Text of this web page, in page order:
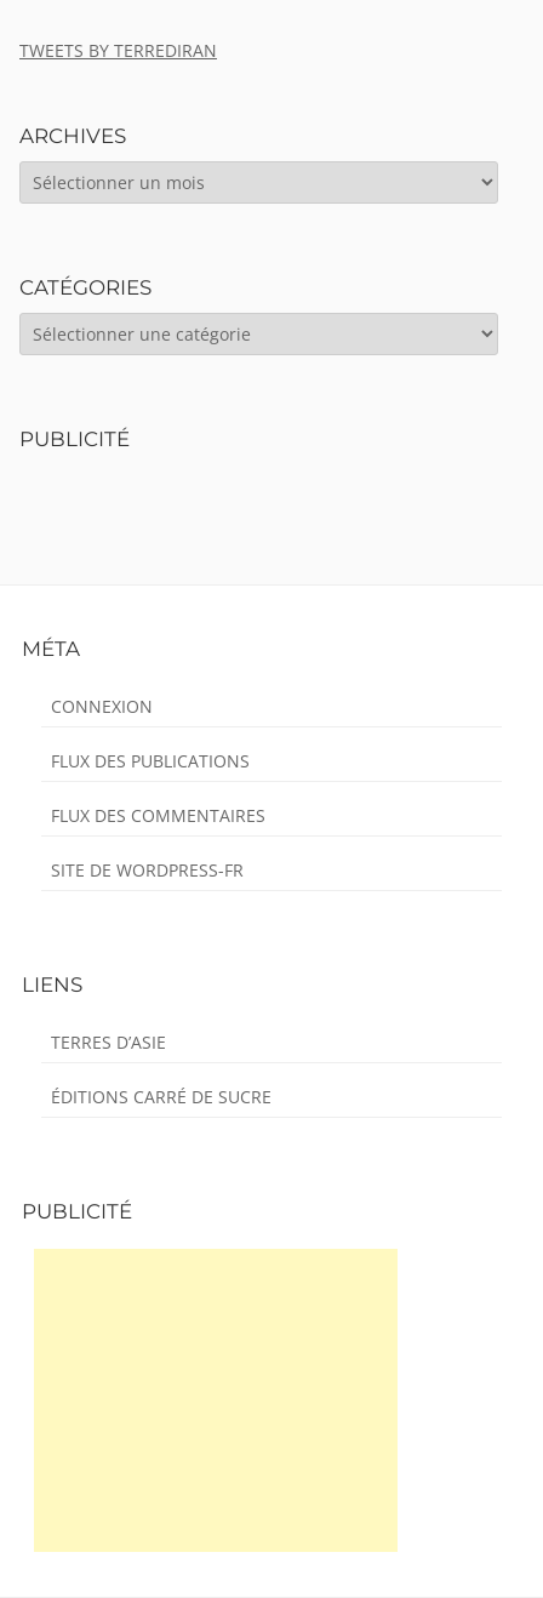
TWEETS BY TERREDIRAN
ARCHIVES
ARCHIVES
CATÉGORIES
CATÉGORIES
PUBLICITÉ
Content
MÉTA
CONNEXION
FLUX DES PUBLICATIONS
FLUX DES COMMENTAIRES
SITE DE WORDPRESS-FR
LIENS
TERRES D’ASIE
ÉDITIONS CARRÉ DE SUCRE
PUBLICITÉ